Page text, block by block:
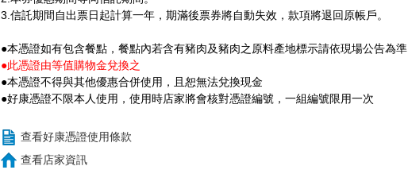
3.信託期間自出票日起計算一年，期滿後票券將自動失效，款項將退回原帳戶。
●本憑證如有包含餐點，餐點內若含有豬肉及豬肉之原料產地標示請依現場公告為準
●此憑證由等值購物金兌換之
●本憑證不得與其他優惠合併使用，且恕無法兌換現金
●好康憑證不限本人使用，使用時店家將會核對憑證編號，一組編號限用一次
查看好康憑證使用條款
查看店家資訊